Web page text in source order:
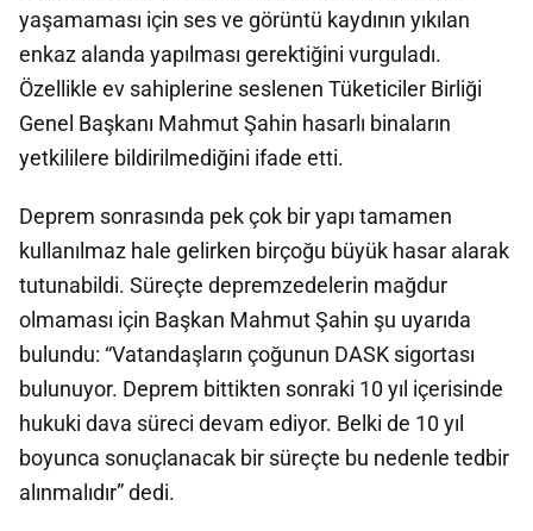
yaşamaması için ses ve görüntü kaydının yıkılan
enkaz alanda yapılması gerektiğini vurguladı.
Özellikle ev sahiplerine seslenen Tüketiciler Birliği
Genel Başkanı Mahmut Şahin hasarlı binaların
yetkililere bildirilmediğini ifade etti.
Deprem sonrasında pek çok bir yapı tamamen
kullanılmaz hale gelirken birçoğu büyük hasar alarak
tutunabildi. Süreçte depremzedelerin mağdur
olmaması için Başkan Mahmut Şahin şu uyarıda
bulundu: “Vatandaşların çoğunun DASK sigortası
bulunuyor. Deprem bittikten sonraki 10 yıl içerisinde
hukuki dava süreci devam ediyor. Belki de 10 yıl
boyunca sonuçlanacak bir süreçte bu nedenle tedbir
alınmalıdır” dedi.